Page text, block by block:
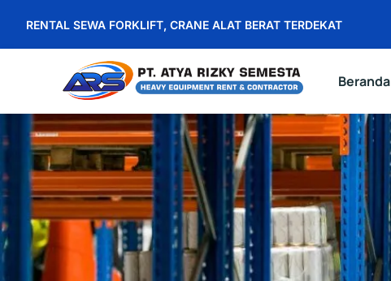
RENTAL SEWA FORKLIFT, CRANE ALAT BERAT TERDEKAT
Beranda